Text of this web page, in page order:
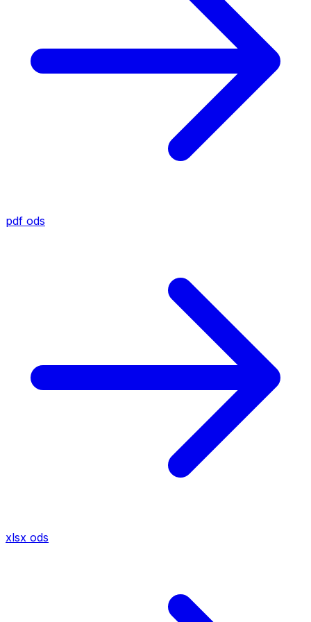
pdf ods
xlsx ods